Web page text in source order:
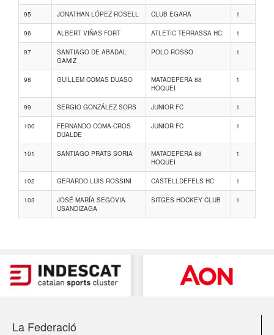
95 JONATHAN LÓPEZ ROSELL CLUB EGARA 1
96 ALBERT VIÑAS FORT ATLETIC TERRASSA HC 1
97
SANTIAGO DE ABADAL
GAMIZ
POLO ROSSO 1
98 GUILLEM COMAS DUASO
MATADEPERA 88
HOQUEI
1
99 SERGIO GONZÁLEZ SORS JUNIOR FC 1
100
FERNANDO COMA-CROS
DUALDE
JUNIOR FC 1
101 SANTIAGO PRATS SORIA
MATADEPERA 88
HOQUEI
1
102 GERARDO LUIS ROSSINI CASTELLDEFELS HC 1
103
JOSÉ MARÍA SEGOVIA
USANDIZAGA
SITGES HOCKEY CLUB 1
La Federació